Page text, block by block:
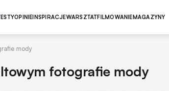
OPINIEINSPIRACJEWARSZTATFILMOWANIEMAGAZYNY
mody
fotografie mody